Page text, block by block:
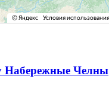
Набережные Челны